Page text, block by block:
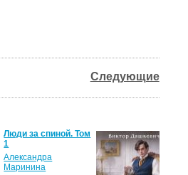
Следующие
Люди за спиной. Том
1
Александра
Маринина